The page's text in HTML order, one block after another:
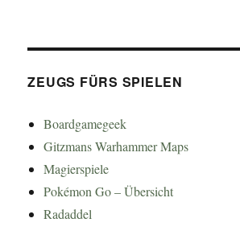
ZEUGS FÜRS SPIELEN
Boardgamegeek
Gitzmans Warhammer Maps
Magierspiele
Pokémon Go – Übersicht
Radaddel